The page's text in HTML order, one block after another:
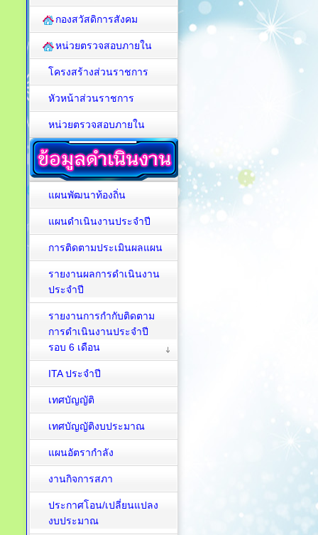
กองสวัสดิการสังคม
หน่วยตรวจสอบภายใน
โครงสร้างส่วนราชการ
หัวหน้าส่วนราชการ
หน่วยตรวจสอบภายใน
แผนพัฒนาท้องถิ่น
แผนดำเนินงานประจำปี
การติดตามประเมินผลแผน
รายงานผลการดำเนินงาน
ประจำปี
รายงานการกำกับติดตาม
การดำเนินงานประจำปี
รอบ 6 เดือน
ITA ประจำปี
เทศบัญญัติ
เทศบัญญัติงบประมาณ
แผนอัตรากำลัง
งานกิจการสภา
ประกาศโอน/เปลี่ยนแปลง
งบประมาณ